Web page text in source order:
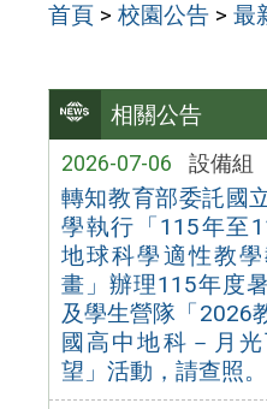
首頁 >校園公告 >最
相關公告
2026-07-06 設備組
轉知教育部委託國
學執行「115年至
地球科學適性教
畫」辦理115年度
及學生營隊「2026
國高中地科－月
望」活動，請查照。